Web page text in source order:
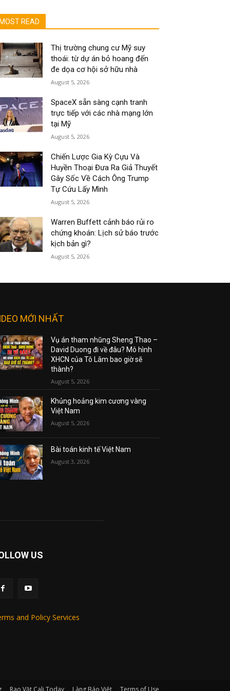
MOST READ
Thị trường chung cư Mỹ suy
thoái: từ dự án bỏ hoang đến
đe dọa cơ hội sở hữu nhà
August 5, 2026
SpaceX sẵn sàng cạnh tranh
trực tiếp với các nhà mạng lớn
tại Mỹ
August 5, 2026
Chiến Lược Gia Kỳ Cựu Và
Huyền Thoại Đưa Ra Giả Thuyết
Gây Sốc Về Cách Ông Trump
Tự Cứu Lấy Mình
August 5, 2026
Warren Buffett cảnh báo rủi ro
chứng khoán: Lịch sử báo trước
kịch bản gì?
August 5, 2026
MỚI NHẤT
Vụ án tham nhũng Sheng Thao –
David Duong đi về đâu? Mô hình
XHCN của Tô Lâm bao giờ sẽ
thành?
August 5, 2026
Khủng hoảng kim cương vàng
Việt Nam
August 5, 2026
Bài toán kinh tế Việt Nam
August 3, 2026
US
and Policy Services
Rao Vặt Cali Today Làng Báo Việt Terms of Use